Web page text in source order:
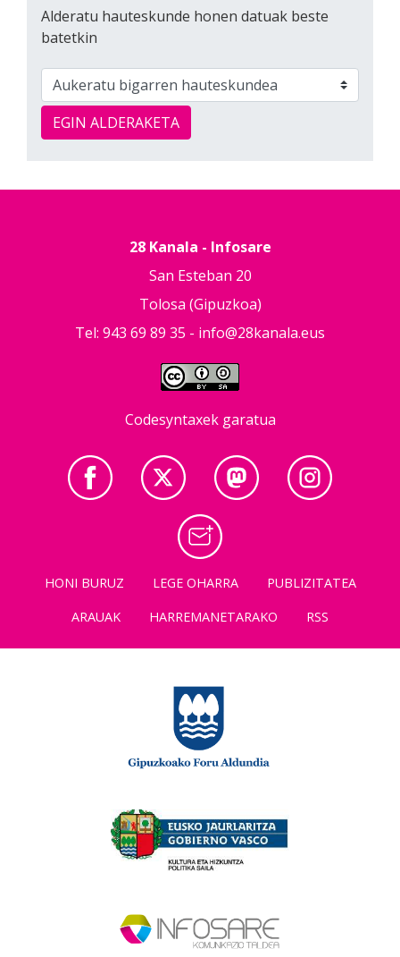
Alderatu hauteskunde honen datuak beste
batetkin
EGIN ALDERAKETA
28 Kanala - Infosare
San Esteban 20
Tolosa (Gipuzkoa)
Tel: 943 69 89 35 - info@28kanala.eus
Codesyntaxek garatua
HONI BURUZ LEGE OHARRA
PUBLIZITATEA
ARAUAK
HARREMANETARAKO RSS